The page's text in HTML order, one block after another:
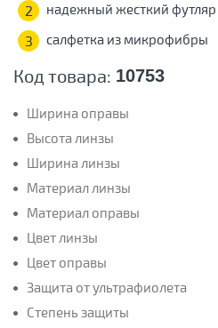
Код товара: 10753
Ширина оправы
Высота линзы
Ширина линзы
Материал линзы
Материал оправы
Цвет линзы
Цвет оправы
Защита от ультрафиолета
Степень защиты
2 надежный жесткий футляр
3 салфетка из микрофибры